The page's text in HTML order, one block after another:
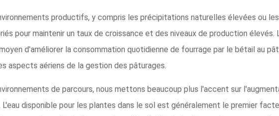
productifs, y compris les précipitations naturelles élevées ou
pour maintenir un taux de croissance et des niveaux de production
d'améliorer la consommation quotidienne de fourrage par le bétail au
aspects aériens de la gestion des pâturages.
de parcours, nous mettons beaucoup plus l'accent sur
L'eau disponible pour les plantes dans le sol est généralement le premier